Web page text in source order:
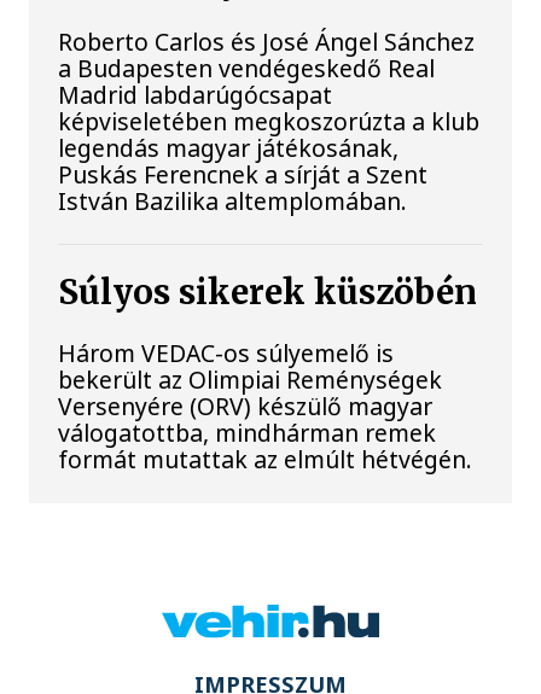
Roberto Carlos és José Ángel Sánchez
a Budapesten vendégeskedő Real
Madrid labdarúgócsapat
képviseletében megkoszorúzta a klub
legendás magyar játékosának,
Puskás Ferencnek a sírját a Szent
István Bazilika altemplomában.
Súlyos sikerek küszöbén
Három VEDAC-os súlyemelő is
bekerült az Olimpiai Reménységek
Versenyére (ORV) készülő magyar
válogatottba, mindhárman remek
formát mutattak az elmúlt hétvégén.
IMPRESSZUM